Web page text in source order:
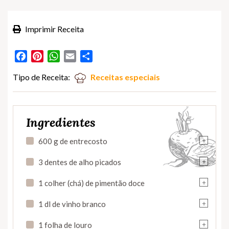
Imprimir Receita
FacebookPinterestWhatsApp
Email
Tipo de Receita: Receitas especiais
Ingredientes
+
600 g de entrecosto
+
3 dentes de alho picados
+
1 colher (chá) de pimentão doce
+
1 dl de vinho branco
+
1 folha de louro